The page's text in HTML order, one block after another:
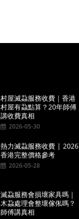
村屋滅蝨服務收費｜香港
村屋有蝨點算？20年師傅
講收費真相
2026-05-30
熱力滅蝨服務收費 | 2026
香港完整價格參考
2026-05-28
滅蝨服務會損壞家具嗎｜
木蝨處理會整壞傢俬嗎？
師傅講真相